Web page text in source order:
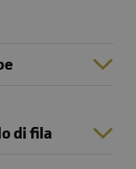
di fila